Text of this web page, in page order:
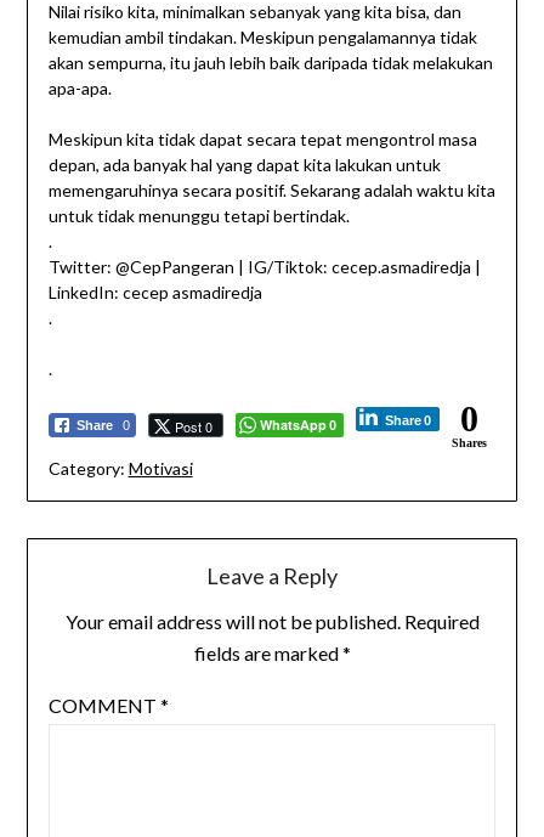
Nilai risiko kita, minimalkan sebanyak yang kita bisa, dan
kemudian ambil tindakan. Meskipun pengalamannya tidak
akan sempurna, itu jauh lebih baik daripada tidak melakukan
apa-apa.
Meskipun kita tidak dapat secara tepat mengontrol masa
depan, ada banyak hal yang dapat kita lakukan untuk
memengaruhinya secara positif. Sekarang adalah waktu kita
untuk tidak menunggu tetapi bertindak.
.
Twitter: @CepPangeran | IG/Tiktok: cecep.asmadiredja |
LinkedIn: cecep asmadiredja
.
.
Share 0 Post 0 WhatsApp 0 Share 0 0
Shares
Category: Motivasi
Leave a Reply
Your email address will not be published. Required
fields are marked*
COMMENT *